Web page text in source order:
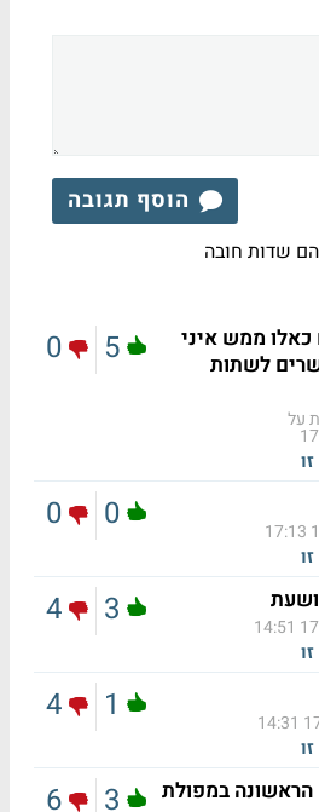
הוסף תגובה
הם שדות חובה
ממש איני
לשתות
על
5
0
0
0
3
4
1
4
הראשונה במפולת
3
6